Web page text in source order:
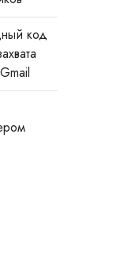
код